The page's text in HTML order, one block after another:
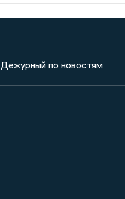
Дежурный по новостям